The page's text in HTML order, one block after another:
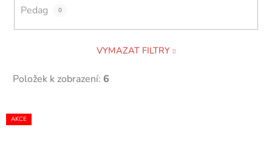
Pedag 0
VYMAZAT FILTRY
Položek k zobrazení: 6
V
ý
AKCE